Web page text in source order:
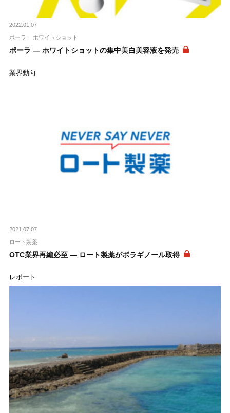
2022.01.07
ポーラ ホワイトショット
ポーラ ― ホワイトショットの集中美白美容液を発売
業界動向
2021.07.07
ロート製薬
OTC業界再編必至 ― ロート製薬がボラギノール取得
レポート